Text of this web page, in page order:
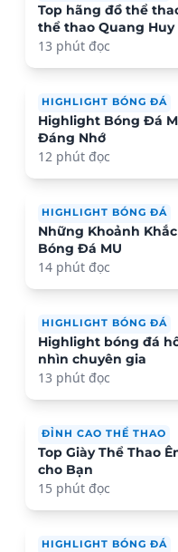
Top hãng đồ thể
thể thao Quang Huy
13 phút đọc
HIGHLIGHT BÓNG ĐÁ
Highlight Bóng Đá
Đáng Nhớ
12 phút đọc
HIGHLIGHT BÓNG ĐÁ
Những Khoảnh
Bóng Đá MU
14 phút đọc
HIGHLIGHT BÓNG ĐÁ
Highlight bóng đá
nhìn chuyên gia
13 phút đọc
ĐỈNH CAO THỂ THAO
Top Giày Thể Thao
cho Bạn
15 phút đọc
HIGHLIGHT BÓNG ĐÁ